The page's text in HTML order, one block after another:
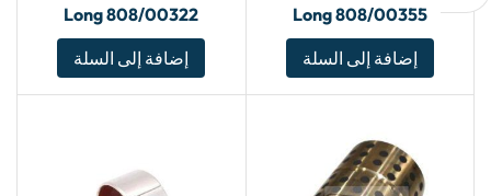
Long 808/00355
إضافة إلى السلة
Long 808/00322
إضافة إلى السلة